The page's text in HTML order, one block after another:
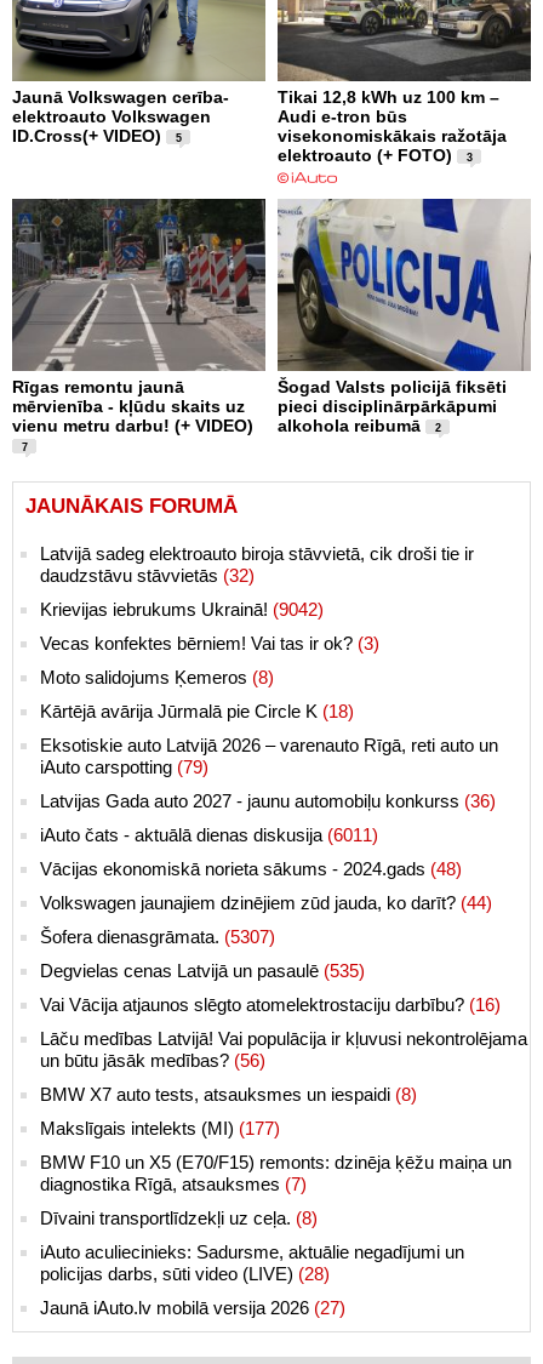
Jaunā Volkswagen cerība-
elektroauto Volkswagen
ID.Cross(+ VIDEO)
5
Tikai 12,8 kWh uz 100 km –
Audi e-tron būs
visekonomiskākais ražotāja
elektroauto (+ FOTO)
3
Rīgas remontu jaunā
mērvienība - kļūdu skaits uz
vienu metru darbu! (+ VIDEO)
7
Šogad Valsts policijā fiksēti
pieci disciplinārpārkāpumi
alkohola reibumā
2
JAUNĀKAIS FORUMĀ
Latvijā sadeg elektroauto biroja stāvvietā, cik droši tie ir
daudzstāvu stāvvietās (32)
Krievijas iebrukums Ukrainā! (9042)
Vecas konfektes bērniem! Vai tas ir ok? (3)
Moto salidojums Ķemeros (8)
Kārtējā avārija Jūrmalā pie Circle K (18)
Eksotiskie auto Latvijā 2026 – varenauto Rīgā, reti auto un
iAuto carspotting (79)
Latvijas Gada auto 2027 - jaunu automobiļu konkurss (36)
iAuto čats - aktuālā dienas diskusija (6011)
Vācijas ekonomiskā norieta sākums - 2024.gads (48)
Volkswagen jaunajiem dzinējiem zūd jauda, ko darīt? (44)
Šofera dienasgrāmata. (5307)
Degvielas cenas Latvijā un pasaulē (535)
Vai Vācija atjaunos slēgto atomelektrostaciju darbību? (16)
Lāču medības Latvijā! Vai populācija ir kļuvusi nekontrolējama
un būtu jāsāk medības? (56)
BMW X7 auto tests, atsauksmes un iespaidi (8)
Makslīgais intelekts (MI) (177)
BMW F10 un X5 (E70/F15) remonts: dzinēja ķēžu maiņa un
diagnostika Rīgā, atsauksmes (7)
Dīvaini transportlīdzekļi uz ceļa. (8)
iAuto aculiecinieks: Sadursme, aktuālie negadījumi un
policijas darbs, sūti video (LIVE) (28)
Jaunā iAuto.lv mobilā versija 2026 (27)